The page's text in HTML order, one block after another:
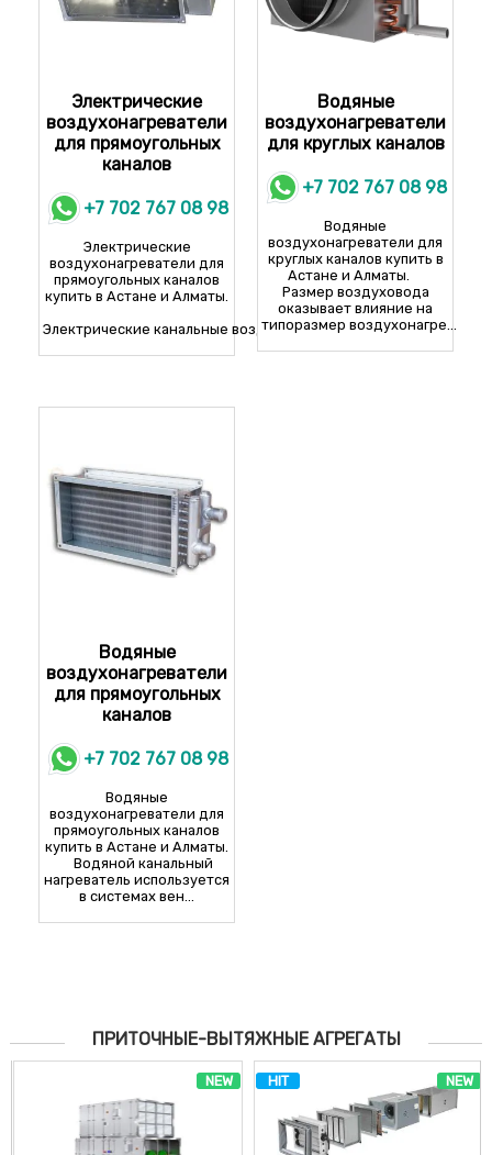
Электрические
воздухонагреватели
для прямоугольных
каналов
+7 702 767 08 98
Электрические
воздухонагреватели для
прямоугольных каналов
купить в Астане и Алматы.
Электрические канальные воздухонагреватели&nbs...
Водяные
воздухонагреватели
для круглых каналов
+7 702 767 08 98
Водяные
воздухонагреватели для
круглых каналов купить в
Астане и Алматы.
Размер воздуховода
оказывает влияние на
типоразмер воздухонагре...
Водяные
воздухонагреватели
для прямоугольных
каналов
+7 702 767 08 98
Водяные
воздухонагреватели для
прямоугольных каналов
купить в Астане и Алматы.
Водяной канальный
нагреватель используется
в системах вен...
ПРИТОЧНЫЕ-ВЫТЯЖНЫЕ АГРЕГАТЫ
NEW